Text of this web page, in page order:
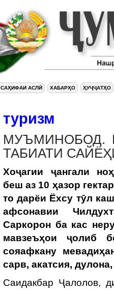
САҲИФАИ АСЛӢ ХАБАРҲО ҲУҶҶАТҲО
туризм
МУЪМИНОБОД.
ТАБИАТИ
Хоҷагии ҷангали
беш аз 10 ҳазор
то дарёи Ёхсу тӯл
афсонавии
Саркорон ба кас
мавзеъҳои ҷолиб
сояафкану
сарв, акатсия,
Саидакбар Ҷалолов,